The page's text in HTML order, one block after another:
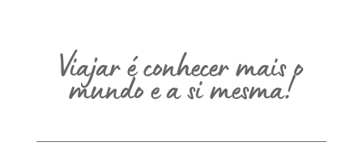
Viajar é conhecer mais o
mundo e a si mesma!